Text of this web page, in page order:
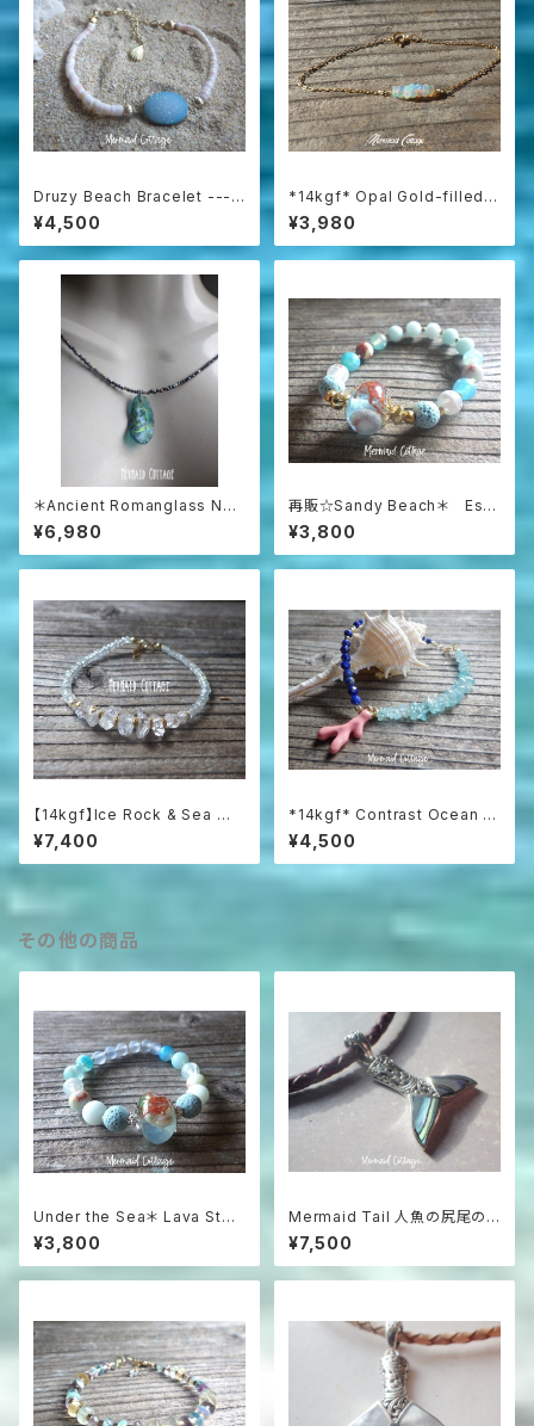
Druzy Beach Bracelet ---b
lue druzy & shell
¥4,500
*14kgf* Opal Gold-filled B
racelet
¥3,980
＊Ancient Romanglass Nec
klace3WAY☆ローマングラス
ブラックスピネルネックレス☆ユ
ニセックス☆
¥6,980
再販☆Sandy Beach＊ Ess
ential Oil Diffuser Bracelet
¥3,800
【14kgf】Ice Rock & Sea 氷
粒のハーキマー＆アクアマリン
ブレスレット
¥7,400
*14kgf* Contrast Ocean Br
acelet 海のコントラスト☆ハ
ーフ＆ハーフブレスレット
¥4,500
その他の商品
Under the Sea＊ Lava Ston
e Aroma Essential Oil Diffu
ser Bracelet☆浅瀬の海のア
ロマブレスレット
¥3,800
Mermaid Tail 人魚の尻尾の
革紐ハワイアンネックレス パウ
アシェル＆シルバー925
¥7,500